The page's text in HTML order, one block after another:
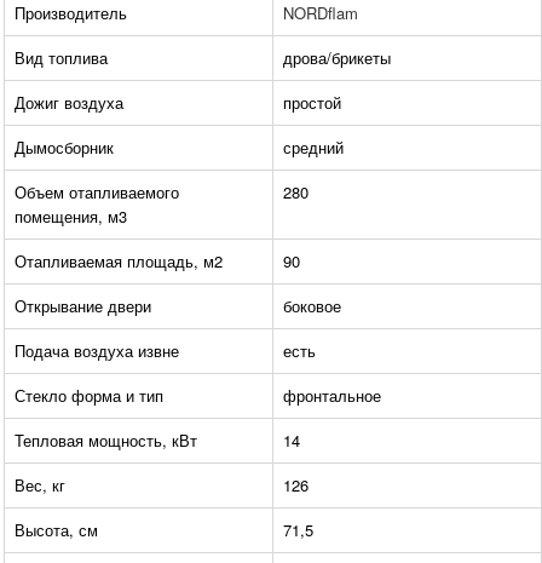
Производитель
NORDflam
Вид топлива
дрова/брикеты
Дожиг воздуха
простой
Дымосборник
средний
Объем отапливаемого
помещения, м3
280
Отапливаемая площадь, м2
90
Открывание двери
боковое
Подача воздуха извне
есть
Стекло форма и тип
фронтальное
Тепловая мощность, кВт
14
Вес, кг
126
Высота, см
71,5